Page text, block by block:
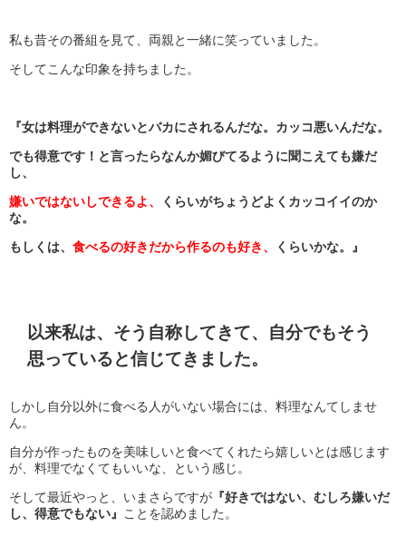
私も昔その番組を見て、両親と一緒に笑っていました。
そしてこんな印象を持ちました。
『女は料理ができないとバカにされるんだな。カッコ悪いんだな。
でも得意です！と言ったらなんか媚びてるように聞こえても嫌だ
し、
嫌いではないしできるよ、
くらいがちょうどよくカッコイイのか
な。
もしくは、 食べるの好きだから作るのも好き、 くらいかな。』
以来私は、そう自称してきて、自分でもそう
思っていると信じてきました。
しかし自分以外に食べる人がいない場合には、料理なんてしませ
ん。
自分が作ったものを美味しいと食べてくれたら嬉しいとは感じます
が、料理でなくてもいいな、という感じ。
そして最近やっと、いまさらですが 『好きではない、むしろ嫌いだ
し、得意でもない』
ことを認めました。